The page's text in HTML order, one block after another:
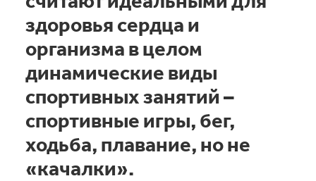
здоровья сердца и
организма в целом
динамические виды
спортивных занятий –
спортивные игры, бег,
ходьба, плавание, но не
«качалки».